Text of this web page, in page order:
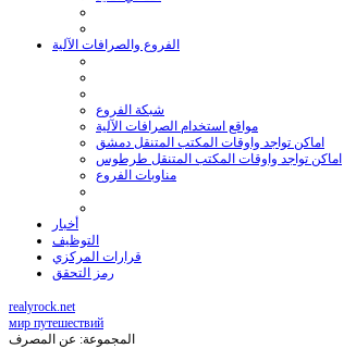
الفروع والصرافات الآلية
شبكة الفروع
مواقع استخدام الصرافات الآلية
اماكن تواجد واوقات المكتب المتنقل دمشق
اماكن تواجد واوقات المكتب المتنقل طرطوس
مناوبات الفروع
أخبار
التوظيف
قرارات المركزي
رمز التحقق
realyrock.net
мир путешествий
المجموعة: عن المصرف